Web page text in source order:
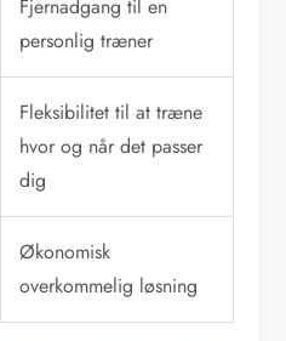
Fjernadgang til en
personlig træner
Fleksibilitet til at træne
hvor og når det passer
dig
Økonomisk
overkommelig løsning